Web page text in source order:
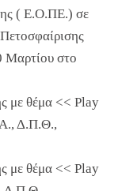
( Ε.Ο.ΠΕ.) σε
Μαρτίου στο
με θέμα << Play
Δ.Π.Θ.,
με θέμα << Play